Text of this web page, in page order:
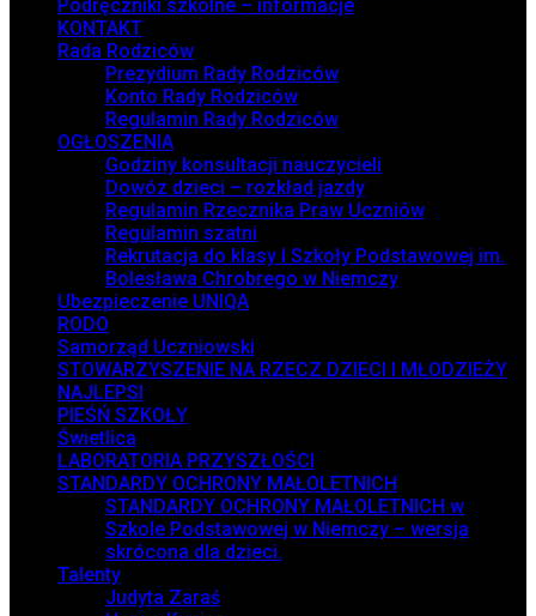
Podręczniki szkolne – informacje
KONTAKT
Rada Rodziców
Prezydium Rady Rodziców
Konto Rady Rodziców
Regulamin Rady Rodziców
OGŁOSZENIA
Godziny konsultacji nauczycieli
Dowóz dzieci – rozkład jazdy
Regulamin Rzecznika Praw Uczniów
Regulamin szatni
Rekrutacja do klasy I Szkoły Podstawowej im.
Bolesława Chrobrego w Niemczy
Ubezpieczenie UNIQA
RODO
Samorząd Uczniowski
STOWARZYSZENIE NA RZECZ DZIECI I MŁODZIEŻY
NAJLEPSI
PIEŚŃ SZKOŁY
Świetlica
LABORATORIA PRZYSZŁOŚCI
STANDARDY OCHRONY MAŁOLETNICH
STANDARDY OCHRONY MAŁOLETNICH w
Szkole Podstawowej w Niemczy – wersja
skrócona dla dzieci.
Talenty
Judyta Zaraś